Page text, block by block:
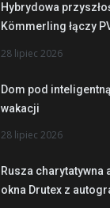
Hybrydowa
Kömmerling łączy
28 lipiec 2026
Dom pod
wakacji
28 lipiec 2026
Rusza charytatywna
okna Drutex z